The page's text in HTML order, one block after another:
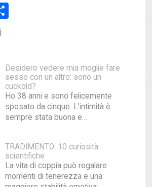
Desidero vedere mia moglie fare
sesso con un altro: sono un
cuckold?
Ho 38 anni e sono felicemente
sposato da cinque. L’intimità è
sempre stata buona e…
TRADIMENTO: 10 curiosità
scientifiche
La vita di coppia può regalare
momenti di tenerezza e una